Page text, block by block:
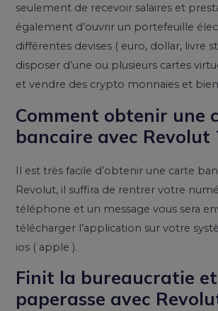
seulement de recevoir salaires et
également d’ouvrir un portefeuille
différentes devises ( euro, dollar, livre
disposer d’une ou plusieurs cartes
et vendre des crypto monnaies et
Comment obtenir une
bancaire avec Revolut
Il est très facile d’obtenir une carte
Revolut, il suffira de rentrer votre
téléphone et un message vous sera
télécharger l’application sur votre
ios ( apple ).
Finit la bureaucratie
paperasse avec